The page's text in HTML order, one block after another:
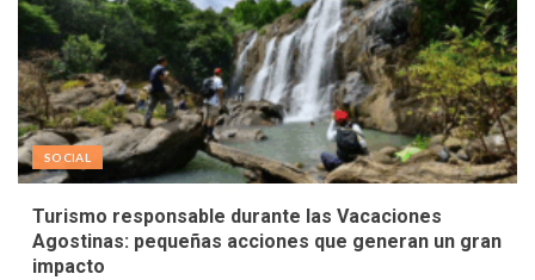
SOCIAL
Turismo responsable durante las Vacaciones
Agostinas: pequeñas acciones que generan un gran
impacto